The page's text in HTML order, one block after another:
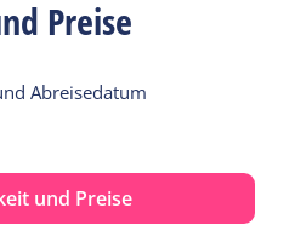
Preise
Abreisedatum
und Preise